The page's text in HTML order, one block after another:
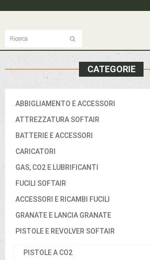
CATEGORIE
ABBIGLIAMENTO E ACCESSORI
ATTREZZATURA SOFTAIR
BATTERIE E ACCESSORI
CARICATORI
GAS, CO2 E LUBRIFICANTI
FUCILI SOFTAIR
ACCESSORI E RICAMBI FUCILI
GRANATE E LANCIA GRANATE
PISTOLE E REVOLVER SOFTAIR
PISTOLE A CO2